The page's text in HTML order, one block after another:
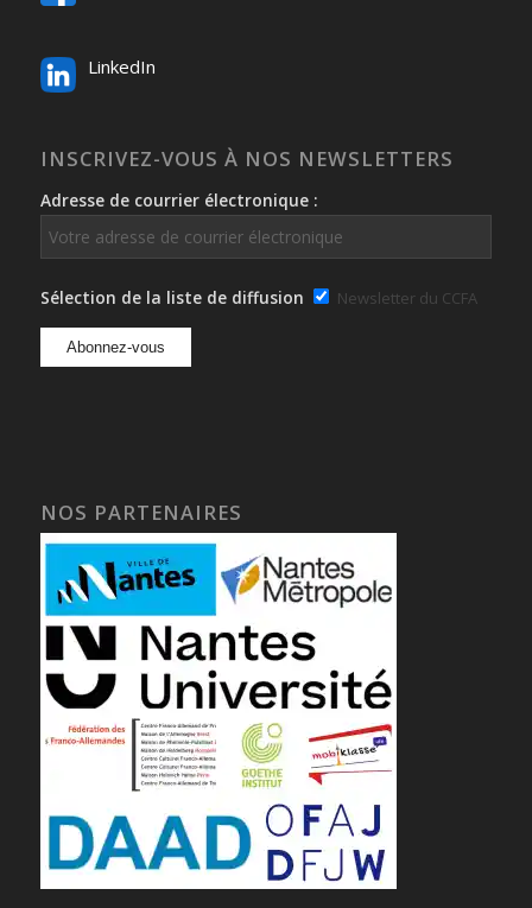
LinkedIn
INSCRIVEZ-VOUS À NOS NEWSLETTERS
Adresse de courrier électronique :
Sélection de la liste de diffusion Newsletter du CCFA
NOS PARTENAIRES